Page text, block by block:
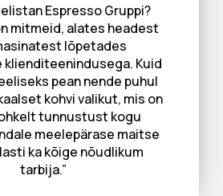
Espresso Gruppi?
mitmeid, alates headest
lõpetades
klienditeenindusega. Kuid
pean nende puhul
kohvi valikut, mis on
tunnustust kogu
meelepärase maitse
ka kõige nõudlikum
tarbija.”